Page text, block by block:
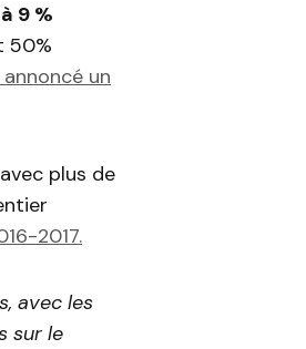
9 %
50%
un
plus de
2017.
avec les
sur le